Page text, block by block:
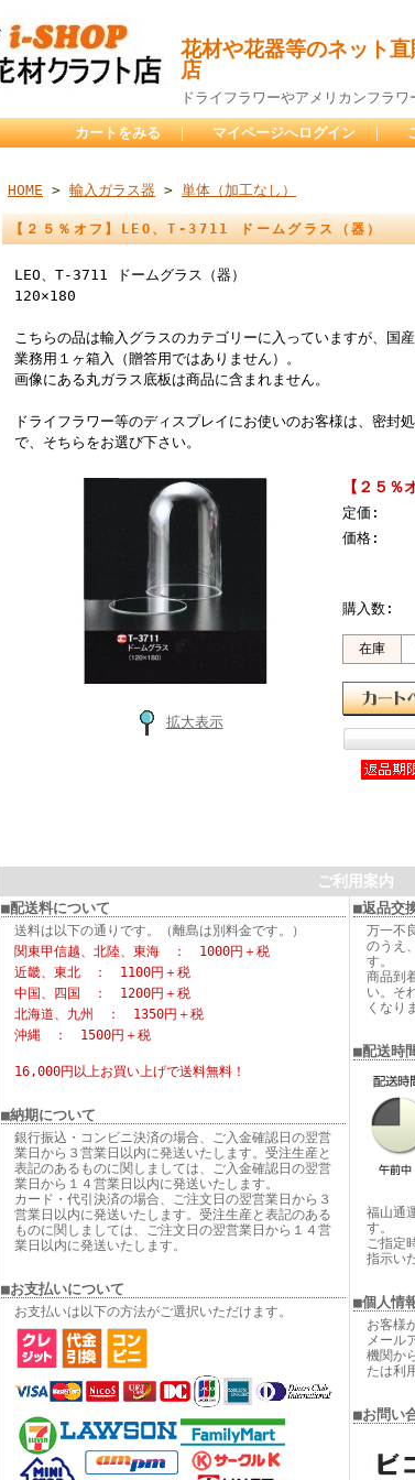
花材や花器等のネット
店
ドライフラワーやアメリカンフラ
カートをみる ｜ マイページへログイン ｜
HOME > 輸入ガラス器 > 単体（加工なし）
【２５％オフ】LEO、T-3711 ドームグラス（器）
LEO、T-3711 ドームグラス（器）
120×180
こちらの品は輸入グラスのカテゴリーに入っていますが、国産
業務用１ヶ箱入（贈答用ではありません）。
画像にある丸ガラス底板は商品に含まれません。
ドライフラワー等のディスプレイにお使いのお客様は、密封
で、そちらをお選び下さい。
拡大表示
【２５％
定価:
価格:
購入数:
在庫
ご利用案内
■配送料について
送料は以下の通りです。（離島は別料金です。）
関東甲信越、北陸、東海 ： 1000円＋税
近畿、東北 ： 1100円＋税
中国、四国 ： 1200円＋税
北海道、九州 ： 1350円＋税
沖縄 ： 1500円＋税
16,000円以上お買い上げで送料無料！
■納期について
銀行振込・コンビニ決済の場合、ご入金確認日の翌営
業日から３営業日以内に発送いたします。受注生産と
表記のあるものに関しましては、ご入金確認日の翌営
業日から１４営業日以内に発送いたします。
カード・代引決済の場合、ご注文日の翌営業日から３
営業日以内に発送いたします。受注生産と表記のある
ものに関しましては、ご注文日の翌営業日から１４営
業日以内に発送いたします。
■お支払いについて
お支払いは以下の方法がご選択いただけます。
■返品交
万一不
のうえ
す。
商品到
い。そ
くなり
■配送時
福山通
す。
ご指定
指示い
■個人情
お客様
メール
機関か
たは利
■お問い